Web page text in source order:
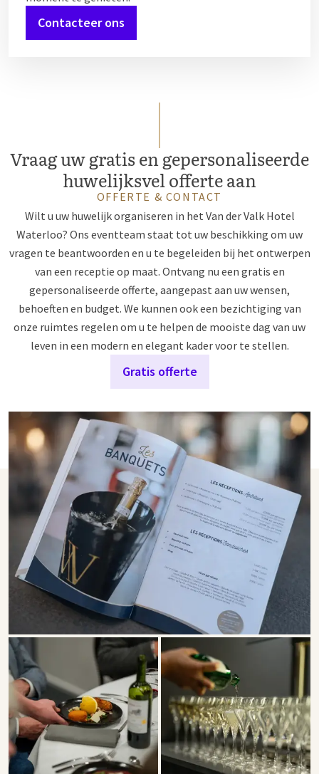
Contacteer ons
Vraag uw gratis en gepersonaliseerde
huwelijksvel offerte aan
OFFERTE & CONTACT
Wilt u uw huwelijk organiseren in het Van der Valk Hotel
Waterloo? Ons eventteam staat tot uw beschikking om uw
vragen te beantwoorden en u te begeleiden bij het ontwerpen
van een receptie op maat. Ontvang nu een gratis en
gepersonaliseerde offerte, aangepast aan uw wensen,
behoeften en budget. We kunnen ook een bezichtiging van
onze ruimtes regelen om u te helpen de mooiste dag van uw
leven in een modern en elegant kader voor te stellen.
Gratis offerte